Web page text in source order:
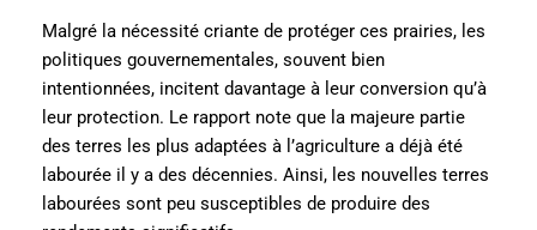
Malgré la nécessité criante de protéger ces prairies, les
politiques gouvernementales, souvent bien
intentionnées, incitent davantage à leur conversion qu’à
leur protection. Le rapport note que la majeure partie
des terres les plus adaptées à l’agriculture a déjà été
labourée il y a des décennies. Ainsi, les nouvelles terres
labourées sont peu susceptibles de produire des